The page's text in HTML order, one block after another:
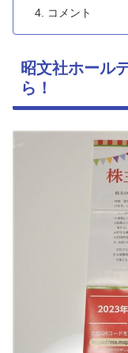
コメント
昭文社ホール
ら！